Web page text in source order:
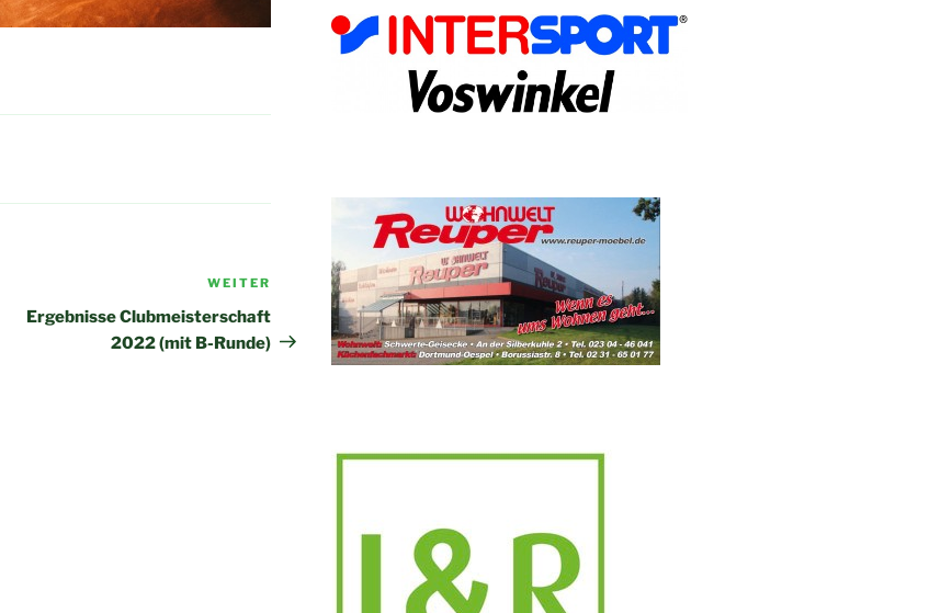
Nächster
Beitrag
WEITER
Ergebnisse Clubmeisterschaft
2022 (mit B-Runde)